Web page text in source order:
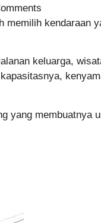
memilih kendaraan
keluarga,
yang membuatnya